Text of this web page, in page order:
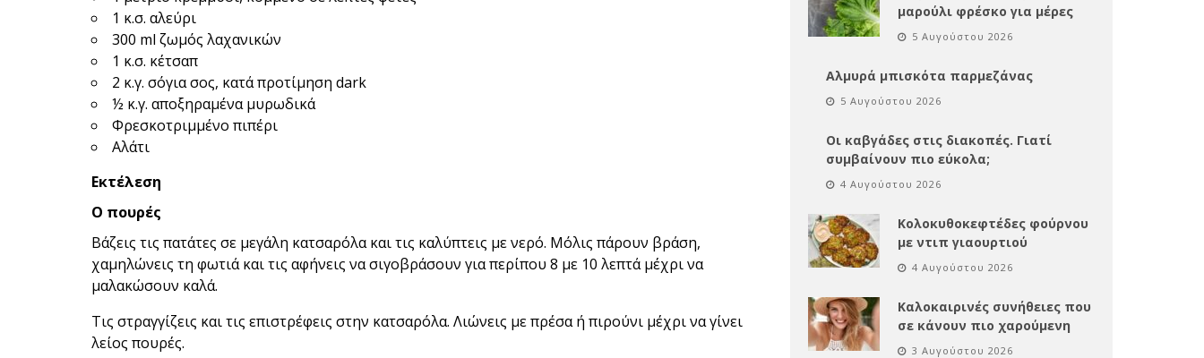
1 κ.σ. αλεύρι
300 ml ζωμός λαχανικών
1 κ.σ. κέτσαπ
2 κ.γ. σόγια σος, κατά προτίμηση dark
½ κ.γ. αποξηραμένα μυρωδικά
Φρεσκοτριμμένο πιπέρι
Αλάτι
Εκτέλεση
Ο πουρές
Βάζεις τις πατάτες σε μεγάλη κατσαρόλα και τις καλύπτεις με νερό. Μόλις πάρουν βράση,
χαμηλώνεις τη φωτιά και τις αφήνεις να σιγοβράσουν για περίπου 8 με 10 λεπτά μέχρι να
μαλακώσουν καλά.
Τις στραγγίζεις και τις επιστρέφεις στην κατσαρόλα. Λιώνεις με πρέσα ή πιρούνι μέχρι να γίνει
λείος πουρές.
μαρούλι φρέσκο για μέρες
5 Αυγούστου 2026
Αλμυρά μπισκότα παρμεζάνας
5 Αυγούστου 2026
Οι καβγάδες στις διακοπές. Γιατί
συμβαίνουν πιο εύκολα;
4 Αυγούστου 2026
Κολοκυθοκεφτέδες φούρνου
με ντιπ γιαουρτιού
4 Αυγούστου 2026
Καλοκαιρινές συνήθειες που
σε κάνουν πιο χαρούμενη
3 Αυγούστου 2026